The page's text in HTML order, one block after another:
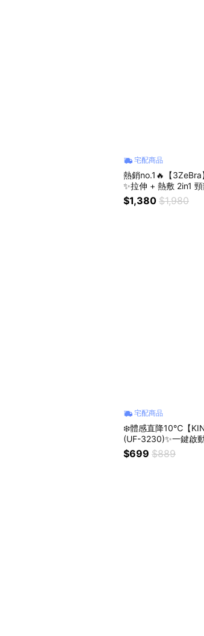
宅配商品
熱銷no.1🔥【
✨拉伸 + 熱敷 2in1
PING99)
$1,380 $1,980
宅配商品
❄️體感直降10℃【
(UF-3230)✨一鍵啟動
OPPING99)
$699 $889